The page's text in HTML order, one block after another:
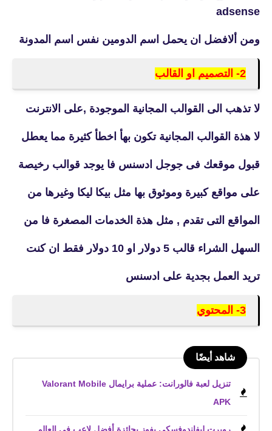
adsense
ومن ألافضل ان يحمل اسم الدومين نفس اسم المدونة
2- التصميم او القالب
لا تذهب الى القوالب المجانية الموجودة ,على الانترنت
لا هذة القوالب المجانية تكون بهأ اخطأ كثيرة مما يعطل
قبول موقعك فى جوجل ادسنس فا يوجد قوالب رخيصة
على مواقع كبيرة وموثوق بها مثل بيكا ليكا وغيرها من
المواقع التى تقدم , مثل هذة الخدمات المصغرة فا من
السهل الشراء قالب 5 دولار او 10 دولار فقط ان كنت
تريد العمل بجدية على ادسنس
3- المحتوي
شاهد أيضًا
تنزيل لعبة فالورانت: عملية برايمال Valorant Mobile
APK